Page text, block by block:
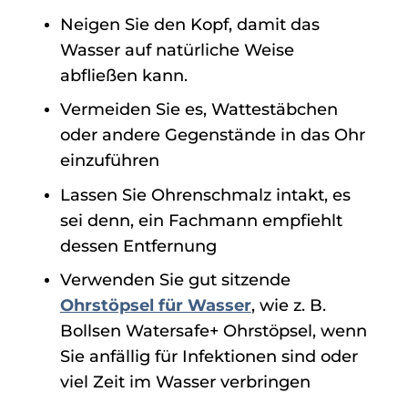
Neigen Sie den Kopf, damit das
Wasser auf natürliche Weise
abfließen kann.
Vermeiden Sie es, Wattestäbchen
oder andere Gegenstände in das Ohr
einzuführen
Lassen Sie Ohrenschmalz intakt, es
sei denn, ein Fachmann empfiehlt
dessen Entfernung
Verwenden Sie gut sitzende
Ohrstöpsel für Wasser, wie z. B.
Bollsen Watersafe+ Ohrstöpsel, wenn
Sie anfällig für Infektionen sind oder
viel Zeit im Wasser verbringen